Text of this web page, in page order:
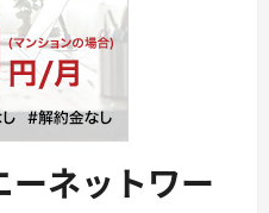
ーネットワー